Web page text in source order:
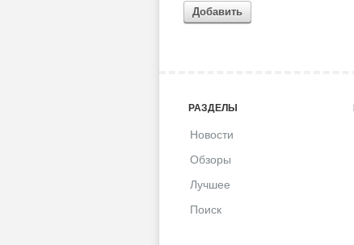
Добавить
РАЗДЕЛЫ
Новости
Обзоры
Лучшее
Поиск